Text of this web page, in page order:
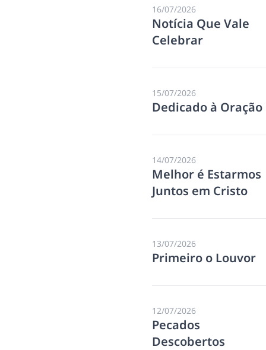
16/07/2026
Notícia Que Vale
Celebrar
15/07/2026
Dedicado à Oração
14/07/2026
Melhor é Estarmos
Juntos em Cristo
13/07/2026
Primeiro o Louvor
12/07/2026
Pecados
Descobertos